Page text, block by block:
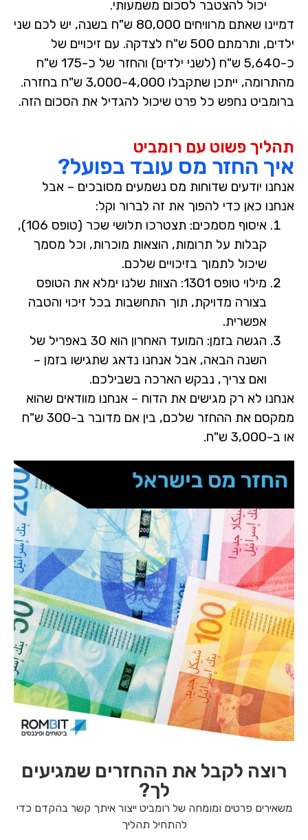
יכול להצטבר לסכום משמעותי.
דמיינו שאתם מרוויחים 80,000 ש"ח
בשנה, יש לכם שני
ילדים, ותרמתם 500 ש"ח
לצדקה. עם זיכויים של
כ-5,640 ש"ח (לשני ילדים) והחזר של כ-175 ש"ח
מהתרומה, ייתכן שתקבלו 3,000-4,000 ש"ח
בחזרה.
ברומביט נחפש כל פרט שיכול להגדיל את הסכום הזה.
תהליך פשוט עם רומביט
איך החזר מס עובד בפועל?
אנחנו יודעים שדוחות מס נשמעים מסובכים – אבל
אנחנו כאן כדי להפוך את זה לברור וקל:
איסוף מסמכים:
תצטרכו תלושי שכר (טופס 106),
קבלות על תרומות, הוצאות מוכרות, וכל מסמך
שיכול לתמוך בזיכויים שלכם.
מילוי טופס 1301:
הצוות שלנו ימלא את הטופס
בצורה מדויקת, תוך התחשבות בכל זיכוי והטבה
אפשרית.
הגשה בזמן:
המועד האחרון הוא 30 באפריל של
השנה הבאה, אבל אנחנו נדאג שתגישו בזמן –
ואם צריך, נבקש הארכה בשבילכם.
אנחנו לא רק מגישים את הדוח – אנחנו מוודאים שהוא
ממקסם את ההחזר שלכם, בין אם מדובר ב-300 ש"ח
או ב-3,000 ש"ח.
רוצה לקבל את ההחזרים שמגיעים
לך?
משאירים פרטים ומומחה של רומביט ייצור איתך קשר בהקדם כדי
להתחיל תהליך